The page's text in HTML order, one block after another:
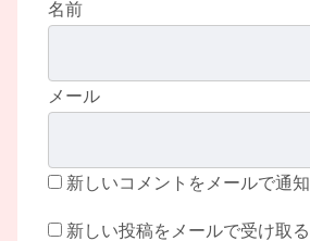
名前
メール
新しいコメントをメールで通知
新しい投稿をメールで受け取る